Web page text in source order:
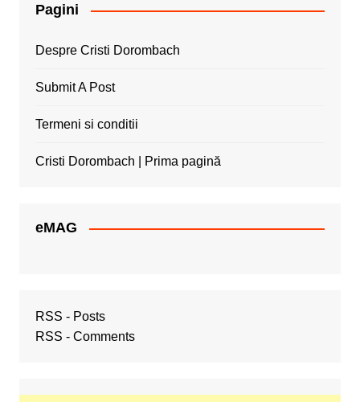
Pagini
Despre Cristi Dorombach
Submit A Post
Termeni si conditii
Cristi Dorombach | Prima pagină
eMAG
RSS - Posts
RSS - Comments